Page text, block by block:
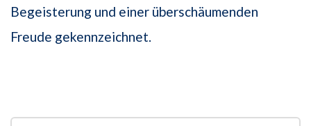
Begeisterung und einer überschäumenden
Freude gekennzeichnet.